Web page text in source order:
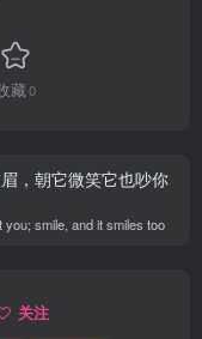
藏0
，朝它微笑它也吵你
smile, and it smiles too
关注